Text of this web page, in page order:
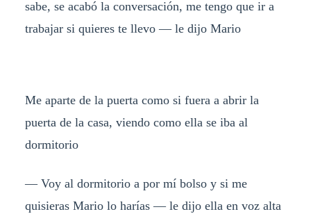
sabe, se acabó la conversación, me tengo que ir a
trabajar si quieres te llevo — le dijo Mario
Me aparte de la puerta como si fuera a abrir la
puerta de la casa, viendo como ella se iba al
dormitorio
— Voy al dormitorio a por mí bolso y si me
quisieras Mario lo harías — le dijo ella en voz alta